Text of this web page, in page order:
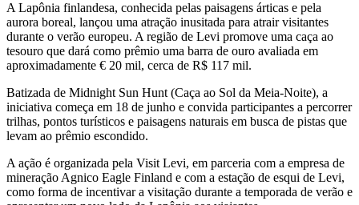
A Lapônia finlandesa, conhecida pelas paisagens árticas e pela
aurora boreal, lançou uma atração inusitada para atrair visitantes
durante o verão europeu. A região de Levi promove uma caça ao
tesouro que dará como prêmio uma barra de ouro avaliada em
aproximadamente € 20 mil, cerca de R$ 117 mil.
Batizada de Midnight Sun Hunt (Caça ao Sol da Meia-Noite), a
iniciativa começa em 18 de junho e convida participantes a percorrer
trilhas, pontos turísticos e paisagens naturais em busca de pistas que
levam ao prêmio escondido.
A ação é organizada pela Visit Levi, em parceria com a empresa de
mineração Agnico Eagle Finland e com a estação de esqui de Levi,
como forma de incentivar a visitação durante a temporada de verão e